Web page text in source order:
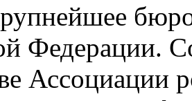
Федерации.
Ассоциации